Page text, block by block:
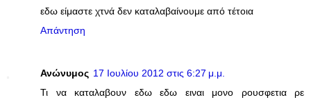
εδω είμαστε χτνά δεν καταλαβαίνουμε από τέτοια
Απάντηση
Ανώνυμος 17 Ιουλίου 2012 στις 6:27 μ.μ.
Τι να καταλαβουν εδω εδω ειναι μονο ρουσφετια ρε